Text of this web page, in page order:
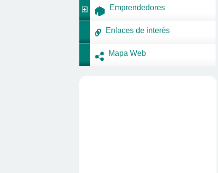
Emprendedores
Enlaces de interés
Mapa Web